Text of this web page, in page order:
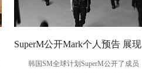
SuperM公开Mark个人预告 展现
强烈克里斯马
韩国SM全球计划SuperM公开了成员